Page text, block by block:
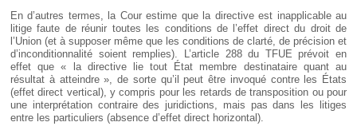
En d’autres termes, la Cour estime que la directive est inapplicable au
litige faute de réunir toutes les conditions de l’effet direct du droit de
l’Union (et à supposer même que les conditions de clarté, de précision et
d’inconditionnalité soient remplies). L’article 288 du TFUE prévoit en
effet que « la directive lie tout État membre destinataire quant au
résultat à atteindre », de sorte qu’il peut être invoqué contre les États
(effet direct vertical), y compris pour les retards de transposition ou pour
une interprétation contraire des juridictions, mais pas dans les litiges
entre les particuliers (absence d’effet direct horizontal).